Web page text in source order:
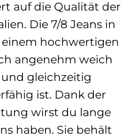
auf die Qualität der
Die 7/8 Jeans in
hochwertigen
angenehm weich
gleichzeitig
ist. Dank der
wirst du lange
haben. Sie behält